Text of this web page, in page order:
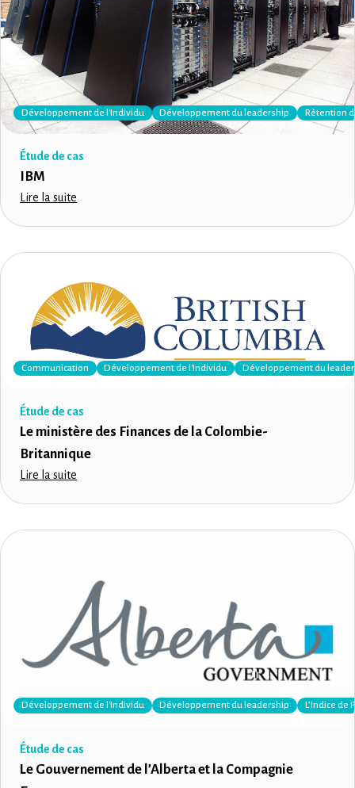
Développement de l'Individu Développement du leadership Rètention
Étude de cas
IBM
Lire la suite
Communication Développement de l'Individu Développement du
Étude de cas
Le ministère des Finances de la Colombie-
Britannique
Lire la suite
Développement de l'Individu Développement du leadership L’Indice de
Étude de cas
Le Gouvernement de l’Alberta et la Compagnie